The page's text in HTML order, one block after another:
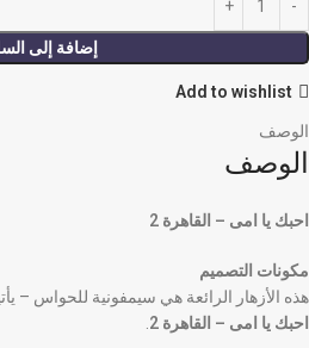
إضافة إلى
Add to wishlist
الوصف
الوصف
احبك يا امى – القاهرة 2
مكونات التصميم
هذه الأزهار الرائعة هي سيمفونية للحواس –
احبك يا امى – القاهرة 2